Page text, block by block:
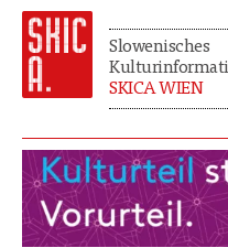
Slowenisches
SKICA WIEN